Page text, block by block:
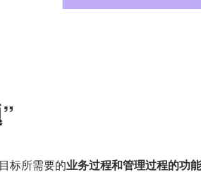
标所需要的业务过程和管理过程的功